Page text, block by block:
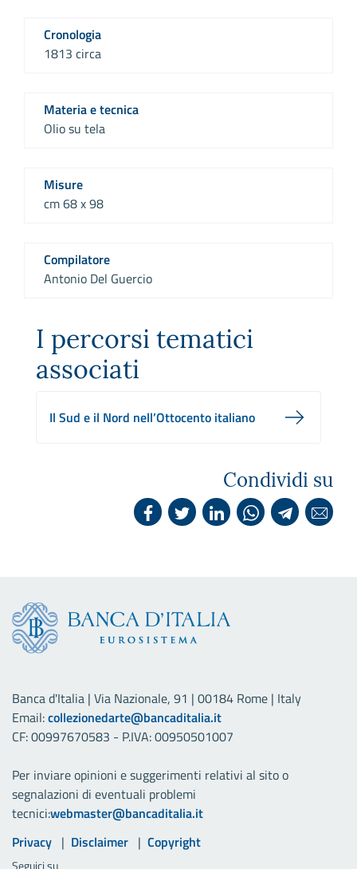
Cronologia
1813 circa
Materia e tecnica
Olio su tela
Misure
cm 68 x 98
Compilatore
Antonio Del Guercio
I percorsi tematici
associati
Il Sud e il Nord nell’Ottocento italiano
Condividi su
Banca d'Italia | Via Nazionale, 91 | 00184 Rome | Italy
Email:collezionedarte@bancaditalia.it
CF: 00997670583 - P.IVA: 00950501007
Per inviare opinioni e suggerimenti relativi al sito o
segnalazioni di eventuali problemi
tecnici:webmaster@bancaditalia.it
Link utili
Privacy Disclaimer Copyright